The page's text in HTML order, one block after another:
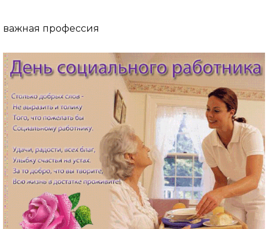
важная профессия